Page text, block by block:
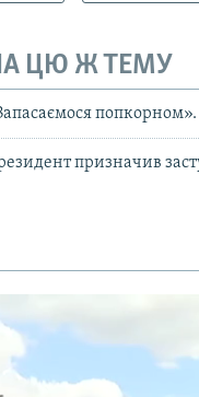
ЦЮ Ж ТЕМУ
призначив